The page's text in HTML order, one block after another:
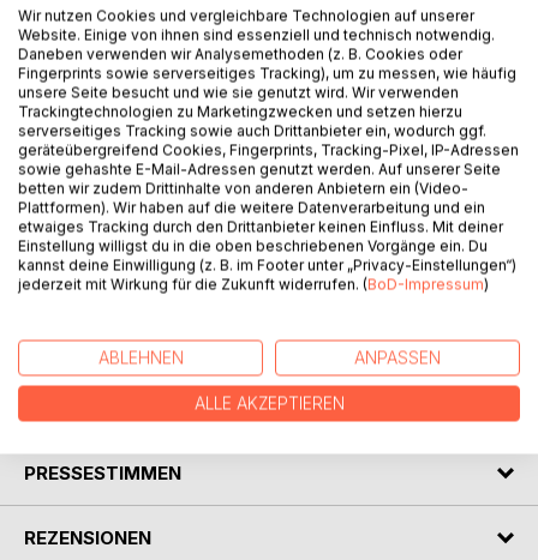
Deine Innere Oma ist klüger als dein Inneres Kind ist ein
inspirierendes und zugleich alltagsnahes Buch über
emotionale Reife, innere Stärke und die Kunst, sich selbst
mit mehr Gelassenheit zu begegnen. Während in der
modernen Psychologie häufig vom Inneren Kind
gesprochen wird, eröffnet dieses Buch eine neue
Perspektive: die Kraft der Inneren Oma, die Stimme, die
beruhigt, relativiert, tröstet, ermutigt und das Leben mit
Weisheit betrachtet.
Deine Innere Oma ist klüger als dein Inneres Kind ist ein
ermutigender Begleiter für alle, die weniger gegen sich
selbst kämpfen und stattdessen lernen möchten, sich mit
führen.
PRESSESTIMMEN
REZENSIONEN
Wir nutzen Cookies und vergleichbare Technologien auf unserer
Website. Einige von ihnen sind essenziell und technisch notwendig.
Daneben verwenden wir Analysemethoden (z. B. Cookies oder
Fingerprints sowie serverseitiges Tracking), um zu messen, wie häufig
unsere Seite besucht und wie sie genutzt wird. Wir verwenden
Trackingtechnologien zu Marketingzwecken und setzen hierzu
serverseitiges Tracking sowie auch Drittanbieter ein, wodurch ggf.
geräteübergreifend Cookies, Fingerprints, Tracking-Pixel, IP-Adressen
sowie gehashte E-Mail-Adressen genutzt werden. Auf unserer Seite
betten wir zudem Drittinhalte von anderen Anbietern ein (Video-
Plattformen). Wir haben auf die weitere Datenverarbeitung und ein
etwaiges Tracking durch den Drittanbieter keinen Einfluss. Mit deiner
Einstellung willigst du in die oben beschriebenen Vorgänge ein. Du
kannst deine Einwilligung (z. B. im Footer unter „Privacy-Einstellungen“)
jederzeit mit Wirkung für die Zukunft widerrufen. (BoD-Impressum)
ABLEHNEN ANPASSEN
ALLE AKZEPTIEREN